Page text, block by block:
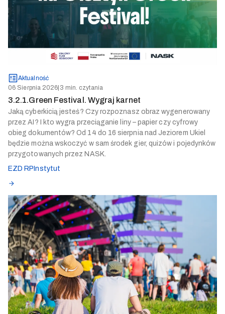
Aktualność
06 Sierpnia 2026| 3 min. czytania
3.2.1.Green Festival. Wygraj karnet
Jaką cyberkicią jesteś? Czy rozpoznasz obraz wygenerowany
przez AI? I kto wygra przeciąganie liny – papier czy cyfrowy
obieg dokumentów? Od 14 do 16 sierpnia nad Jeziorem Ukiel
będzie można wskoczyć w sam środek gier, quizów i pojedynków
przygotowanych przez NASK.
EZD RP Instytut